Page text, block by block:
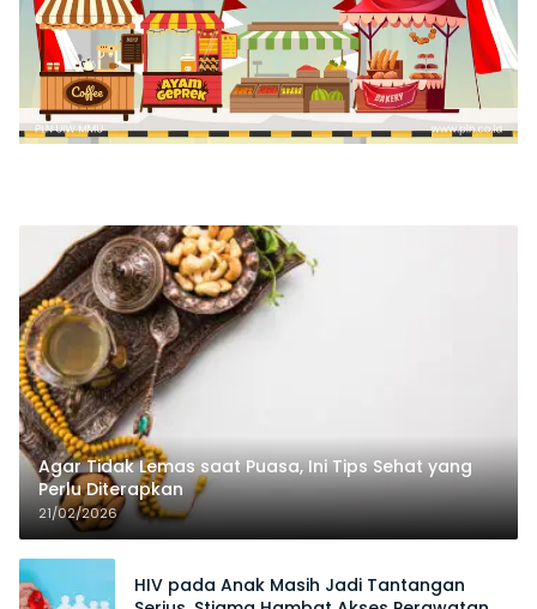
Agar Tidak Lemas saat Puasa, Ini Tips Sehat yang
Perlu Diterapkan
21/02/2026
HIV pada Anak Masih Jadi Tantangan